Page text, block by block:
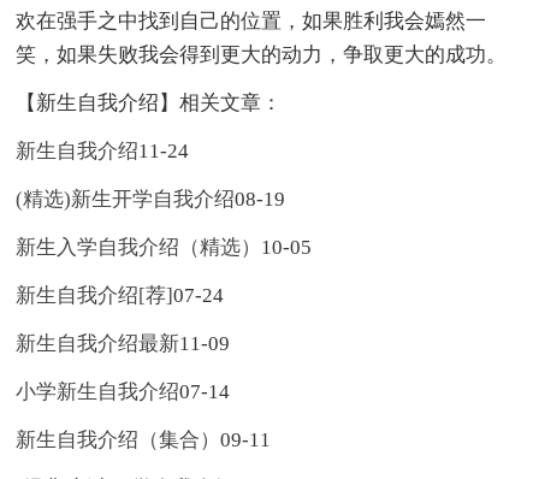
欢在强手之中找到自己的位置，如果胜利我会嫣然一
笑，如果失败我会得到更大的动力，争取更大的成功。
【新生自我介绍】相关文章：
新生自我介绍11-24
(精选)新生开学自我介绍08-19
新生入学自我介绍（精选） 10-05
新生自我介绍[荐]07-24
新生自我介绍最新11-09
小学新生自我介绍07-14
新生自我介绍（集合）09-11